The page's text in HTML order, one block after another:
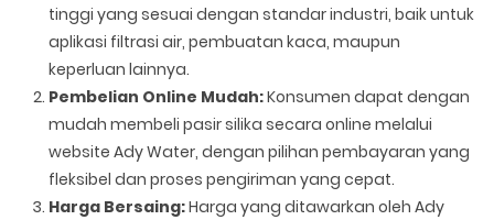
tinggi yang sesuai dengan standar industri, baik untuk
aplikasi filtrasi air, pembuatan kaca, maupun
keperluan lainnya.
Pembelian Online Mudah:Konsumen dapat dengan
mudah membeli pasir silika secara online melalui
website Ady Water, dengan pilihan pembayaran yang
fleksibel dan proses pengiriman yang cepat.
Harga Bersaing:Harga yang ditawarkan oleh Ady